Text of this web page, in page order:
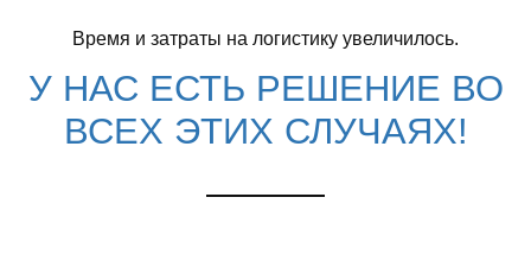
Время и затраты на логистику увеличилось.
У НАС ЕСТЬ РЕШЕНИЕ ВО
ВСЕХ ЭТИХ СЛУЧАЯХ!